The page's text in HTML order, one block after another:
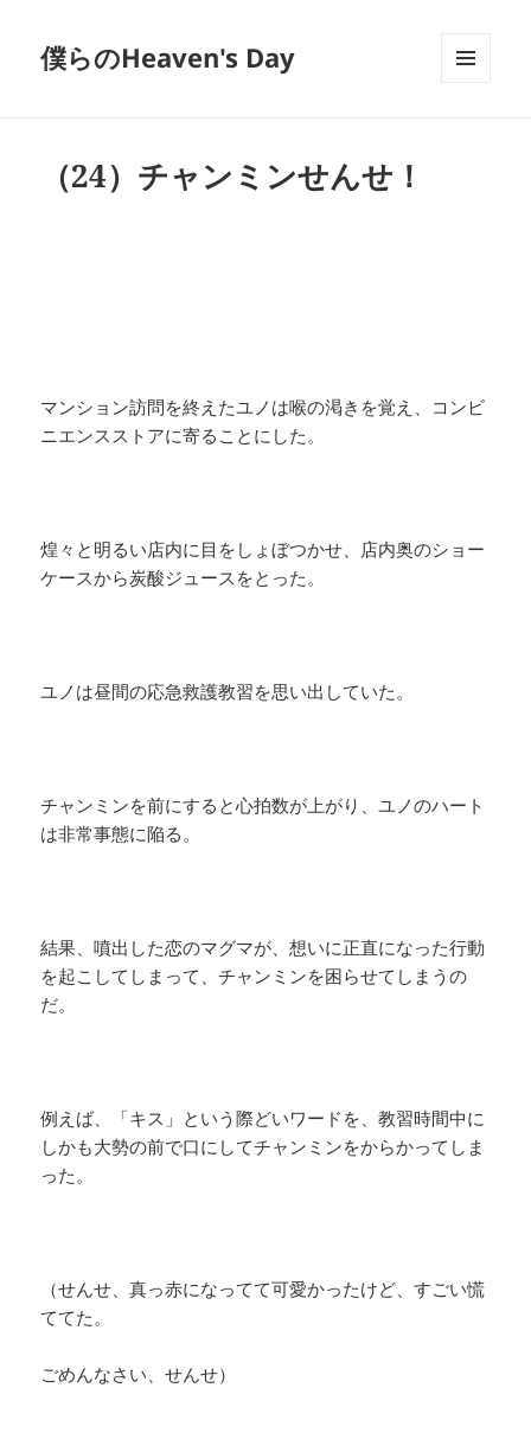
僕らのHeaven's Day
（24）チャンミンせんせ！
マンション訪問を終えたユノは喉の渇きを覚え、コンビ
ニエンスストアに寄ることにした。
煌々と明るい店内に目をしょぼつかせ、店内奥のショー
ケースから炭酸ジュースをとった。
ユノは昼間の応急救護教習を思い出していた。
チャンミンを前にすると心拍数が上がり、ユノのハート
は非常事態に陥る。
結果、噴出した恋のマグマが、想いに正直になった行動
を起こしてしまって、チャンミンを困らせてしまうの
だ。
例えば、「キス」という際どいワードを、教習時間中に
しかも大勢の前で口にしてチャンミンをからかってしま
った。
（せんせ、真っ赤になってて可愛かったけど、すごい慌
ててた。
ごめんなさい、せんせ）